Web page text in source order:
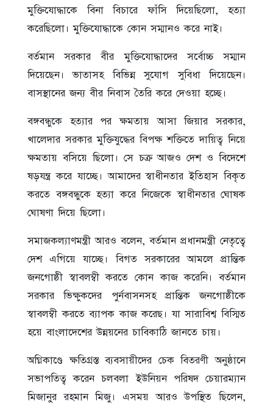
মুক্তিযোদ্ধাকে বিনা বিচারে ফাঁসি দিয়েছিলো, হত্যা
করেছিলো। মুক্তিযোদ্ধাকে কোন সম্মানও করে নাই।
বর্তমান সরকার বীর মুক্তিযোদ্ধাদের সর্বোচ্চ সম্মান
দিয়েছেন। ভাতাসহ বিভিন্ন সুযোগ সুবিধা দিয়েছেন।
বাসস্থানের জন্য বীর নিবাস তৈরি করে দেওয়া হচ্ছে।
বঙ্গবন্ধুকে হত্যার পর ক্ষমতায় আসা জিয়ার সরকার,
খালেদার সরকার মুক্তিযুদ্ধের বিপক্ষ শক্তিতে দায়িত্ব নিয়ে
ক্ষমতায় বসিয়ে ছিলো। সে চক্র আজও দেশ ও বিদেশে
ষড়যন্ত্র করে যাচ্ছে। আমাদের স্বাধীনতার ইতিহাস বিকৃত
করতে বঙ্গবন্ধুকে হত্যা করে নিজেকে স্বাধীনতার ঘোষক
ঘোষণা দিয়ে ছিলো।
সমাজকল্যাণমন্ত্রী আরও বলেন, বর্তমান প্রধানমন্ত্রী নেতৃত্বে
দেশ এগিয়ে যাচ্ছে। বিগত সরকারের আমলে প্রান্তিক
জনগোষ্ঠী স্বাবলম্বী করতে কোন কাজ করেনি। বর্তমান
সরকার ভিক্ষুকদের পুর্নবাসনসহ প্রান্তিক জনগোষ্ঠীকে
স্বাবলম্বী করতে ব্যাপক কাজ করেছ। যা সারাবিশ্ব বিস্মিত
হয়ে বাংলাদেশের উন্নয়নের চাবিকাঠি জানতে চায়।
অগ্নিকাণ্ডে ক্ষতিগ্রস্ত ব্যবসায়ীদের চেক বিতরণী অনুষ্ঠানে
সভাপতিত্ব করেন চলবলা ইউনিয়ন পরিষদ চেয়ারম্যান
মিজানুর রহমান মিজু। এসময় আরও উপস্থিত ছিলেন,